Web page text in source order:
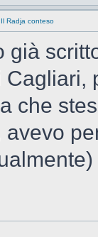
Il Radja conteso
già
Cagliari,
che
avevo